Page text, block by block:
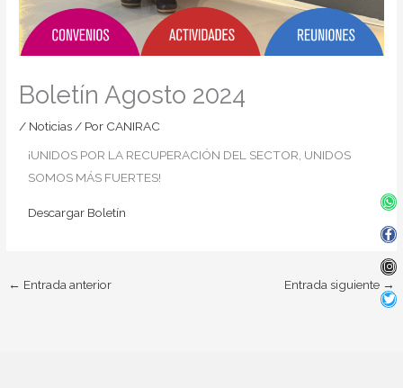
Boletín Agosto 2024
/ Noticias/ Por CANIRAC
¡UNIDOS POR LA RECUPERACIÓN DEL SECTOR, UNIDOS
SOMOS MÁS FUERTES!
Descargar Boletín
← Entrada anterior Entrada siguiente →
f